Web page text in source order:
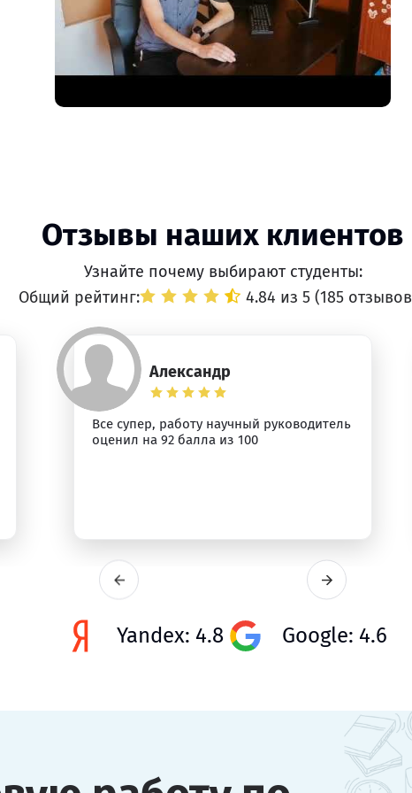
Отзывы наших клиентов
Узнайте почему выбирают студенты:
Общий рейтинг:
4.84 из 5 (185 отзывов
Александр
Все супер, работу научный руководитель
оценил на 92 балла из 100
Yandex: 4.8 Google: 4.6